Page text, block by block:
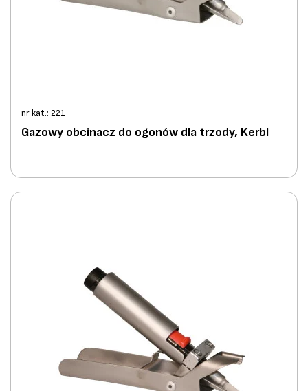
nr kat.: 221
Gazowy obcinacz do ogonów dla trzody, Kerbl